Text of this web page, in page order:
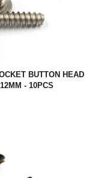
BUTTON HEAD
- 10PCS